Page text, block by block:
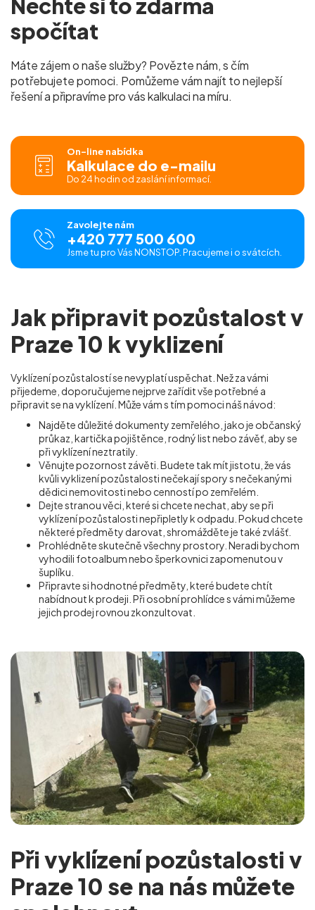
Nechte si tozdarma
spočítat
Máte zájem o naše služby? Povězte nám, s čím
potřebujete pomoci. Pomůžeme vám najít to nejlepší
řešení a připravíme pro váskalkulaci na míru.
On-line nabídka
Kalkulace do e-mailu
Do 24 hodin od zaslání informací.
Zavolejte nám
+420 777 500 600
Jsme tu pro Vás NONSTOP. Pracujeme i o svátcích.
Jak připravit pozůstalost v
Praze 10 k vyklizení
Vyklízení pozůstalostí se nevyplatí uspěchat. Než za vámi
přijedeme, doporučujeme nejprve zařídit vše potřebné a
připravit se na vyklízení. Může vám s tím pomoci náš návod:
Najděte důležité dokumenty zemřelého, jako je občanský
průkaz, kartička pojištěnce, rodný list nebo závěť, aby se
při vyklízení neztratily.
Věnujte pozornost závěti. Budete tak mít jistotu, že vás
kvůli vyklizení pozůstalosti nečekají spory s nečekanými
dědici nemovitosti nebo cenností po zemřelém.
Dejte stranou věci, které si chcete nechat, aby se při
vyklízení pozůstalosti nepřipletly k odpadu. Pokud chcete
některé předměty darovat, shromážděte je také zvlášť.
Prohlédněte skutečně všechny prostory. Neradi bychom
vyhodili fotoalbum nebo šperkovnici zapomenutou v
šuplíku.
Připravte si hodnotné předměty, které budete chtít
nabídnout k prodeji. Při osobní prohlídce s vámi můžeme
jejich prodej rovnou zkonzultovat.
Při vyklízení pozůstalosti v
Praze 10 se na nás můžete